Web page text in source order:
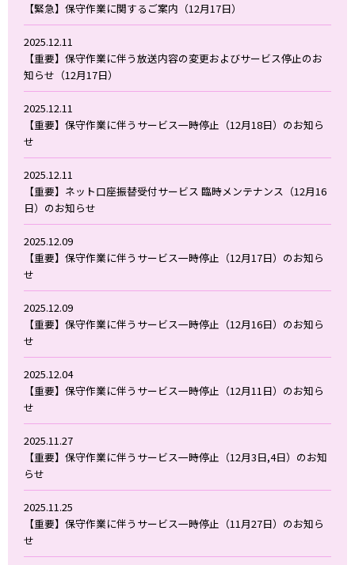
【緊急】保守作業に関するご案内（12月17日）
2025.12.11
【重要】保守作業に伴う放送内容の変更およびサービス停止のお
知らせ（12月17日）
2025.12.11
【重要】保守作業に伴うサービス一時停止（12月18日）のお知ら
せ
2025.12.11
【重要】ネット口座振替受付サービス 臨時メンテナンス（12月16
日）のお知らせ
2025.12.09
【重要】保守作業に伴うサービス一時停止（12月17日）のお知ら
せ
2025.12.09
【重要】保守作業に伴うサービス一時停止（12月16日）のお知ら
せ
2025.12.04
【重要】保守作業に伴うサービス一時停止（12月11日）のお知ら
せ
2025.11.27
【重要】保守作業に伴うサービス一時停止（12月3日,4日）のお知
らせ
2025.11.25
【重要】保守作業に伴うサービス一時停止（11月27日）のお知ら
せ